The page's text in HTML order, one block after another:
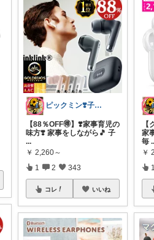
ピックミン❣️子育てパパママ応援グッズ
【88％OFF🉐】❣️家事育児の
味方❣️ 家事をしながら🎵 子
...
￥ 2,260～
1 2 343
コレ いいね
家
毎
￥
1